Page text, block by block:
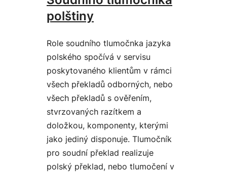
polštiny
Role soudního tlumočnka jazyka
polského spočívá v servisu
poskytovaného klientům v rámci
všech překladů odborných, nebo
všech překladů s ověřením,
stvrzovaných razítkem a
doložkou, komponenty, kterými
jako jediný disponuje. Tlumočník
pro soudní překlad realizuje
polský překlad, nebo tlumočení v